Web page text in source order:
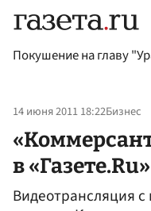
Покушение на главу
14 июня 2011 18:22Бизнес
в «Газете.Ru»
Видеотрансляция